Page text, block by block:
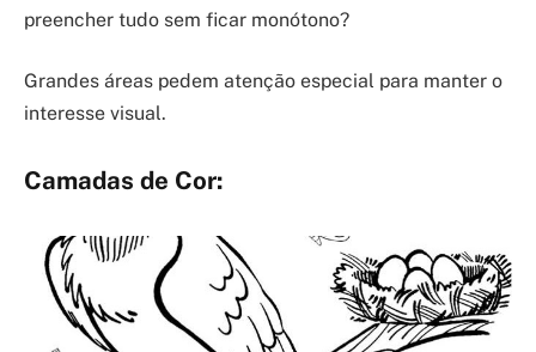
preencher tudo sem ficar monótono?
Grandes áreas pedem atenção especial para manter o
interesse visual.
Camadas de Cor: